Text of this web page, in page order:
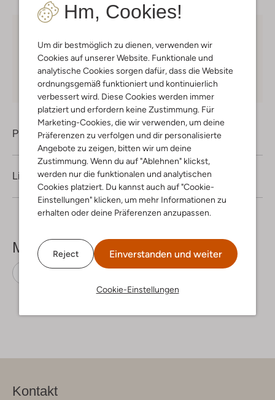
Hm, Cookies!
Um dir bestmöglich zu dienen, verwenden wir
Cookies auf unserer Website. Funktionale und
analytische Cookies sorgen dafür, dass die Website
ordnungsgemäß funktioniert und kontinuierlich
verbessert wird. Diese Cookies werden immer
platziert und erfordern keine Zustimmung. Für
Marketing-Cookies, die wir verwenden, um deine
Präferenzen zu verfolgen und dir personalisierte
Angebote zu zeigen, bitten wir um deine
Zustimmung. Wenn du auf "Ablehnen" klickst,
werden nur die funktionalen und analytischen
Cookies platziert. Du kannst auch auf "Cookie-
Einstellungen" klicken, um mehr Informationen zu
erhalten oder deine Präferenzen anzupassen.
Reject Einverstanden und weiter
Cookie-Einstellungen
Mitglieder in Deutschland
Kauf auf Rechnung 30 TagenRückgaberecht
Produktinformation
Lieferung & Rückgabe
Mehr sehen
Kontakt